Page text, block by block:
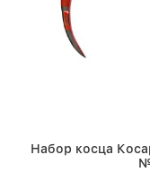
Набор косца